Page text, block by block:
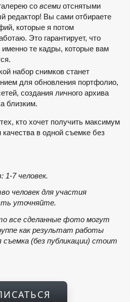
со всеми отснятыми
редактор! Вы сами отбираете
которые я потом
Это гарантирует, что
те кадры, которые вам
набор снимков станет
для обновления портфолио,
создания личного архива
близким.
кто хочет получить максимум
в одной съемке без
1-7 человек.
человек для участия
уточняйте.
все сделанные фото могут
как результат работы
(без публикации) стоит